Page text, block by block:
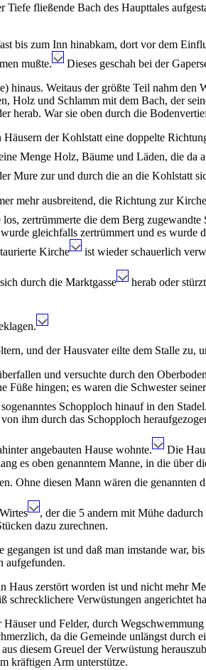
fließende Bach des Haupttales
bis zum Inn hinabkam, dort vor dem
mußte.
Dieses geschah bei der
hinaus. Weitaus der größte Teil nahm
Holz und Schlamm mit dem Bach, der
herab. War sie oben durch die
der Kohlstatt eine doppelte
Menge Holz, Bäume und Läden, die da
Mure zur und durch die an die Kohlstatt
mehr ausbreitend, die Richtung zur
zertrümmerte die dem Berg zugewandte
gleichfalls zertrümmert und es
Kirche
ist wieder schauerlich
durch die Marktgasse
herab oder
und der Hausvater eilte dem Stalle zu,
und versuchte durch den
Füße hingen; es waren die Schwester
Schopploch hinauf in den
ihm durch das Schopploch
angebauten Hause wohnte.
Die
es oben genanntem Manne, in die über
Ohne diesen Mann wären die genannten
, der die 5 andern mit Mühe
dazu zurechnen.
ist und daß man imstande war,
aufgefunden.
Haus zerstört worden ist und nicht mehr
schrecklichere Verwüstungen angerichtet
und Felder, durch
da die Gemeinde unlängst
diesem Greuel der Verwüstung
kräftigen Arm unterstütze.